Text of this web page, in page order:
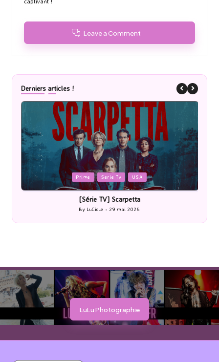
Leave a Comment
Derniers articles !
Posted
in
Prime Serie Tv USA
[Série TV] Scarpetta
Posted
by
By LuCioLe 29 mai 2026
LuLu Photographie